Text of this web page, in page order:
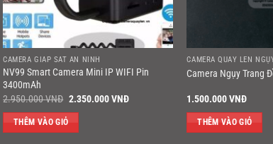
CAMERA GIÁP SÁT AN NINH
NV99 Smart Camera Mini IP WIFI Pin
3400mAh
2.950.000VNĐ Giá
là:
2.950.000 VNĐ.
2.350.000VNĐGiá
THÊM VÀO GIỎ
CAMERA QUAY LÉN
Camera Ngụy Trang
1.500.000VNĐ
THÊM VÀO GIỎ